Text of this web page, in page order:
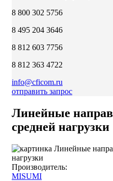
8 800 302 5756
8 495 204 3646
8 812 603 7756
8 812 363 4722
info@cficom.ru
отправить запрос
Линейные
средней нагрузки
Производитель:
MISUMI